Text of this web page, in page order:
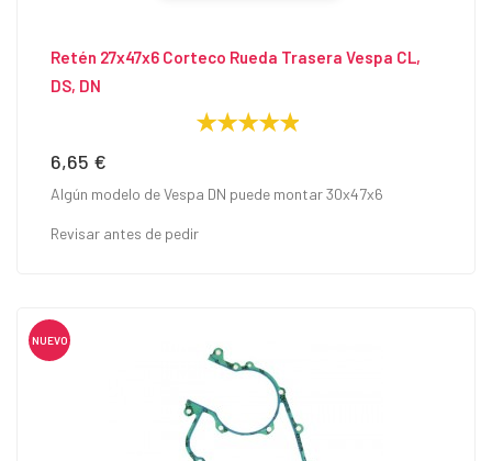
Retén 27x47x6 Corteco Rueda Trasera Vespa CL,
DS, DN
Precio
6,65 €
Algún modelo de Vespa DN puede montar 30x47x6
Revisar antes de pedir
NUEVO